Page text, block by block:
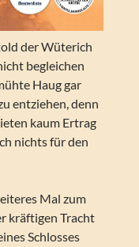
der Wüterich
begleichen
Haug gar
entziehen, denn
kaum Ertrag
nichts für den
Mal zum
kräftigen Tracht
Schlosses